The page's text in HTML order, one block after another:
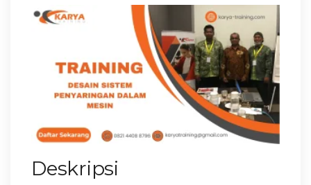
Deskripsi